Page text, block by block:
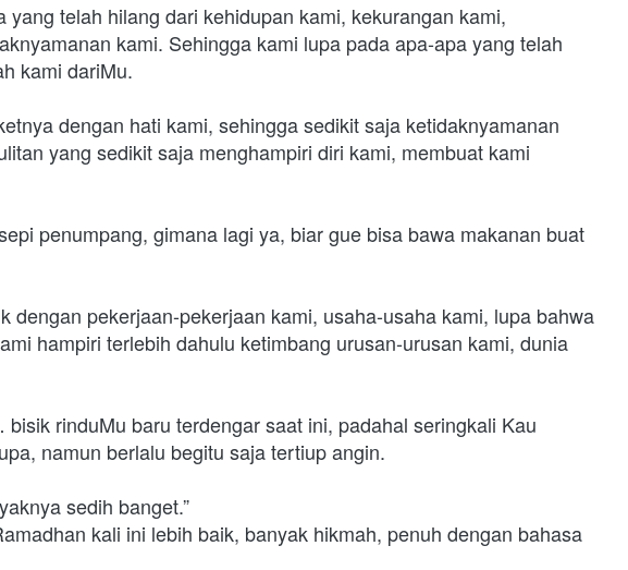
yang telah hilang dari kehidupan kami, kekurangan kami,
kami. Sehingga kami lupa pada apa-apa yang telah
kami dariMu.
dengan hati kami, sehingga sedikit saja ketidaknyamanan
yang sedikit saja menghampiri diri kami, membuat kami
penumpang, gimana lagi ya, biar gue bisa bawa makanan buat
dengan pekerjaan-pekerjaan kami, usaha-usaha kami, lupa bahwa
hampiri terlebih dahulu ketimbang urusan-urusan kami, dunia
rinduMu baru terdengar saat ini, padahal seringkali Kau
namun berlalu begitu saja tertiup angin.
sedih banget.”
kali ini lebih baik, banyak hikmah, penuh dengan bahasa